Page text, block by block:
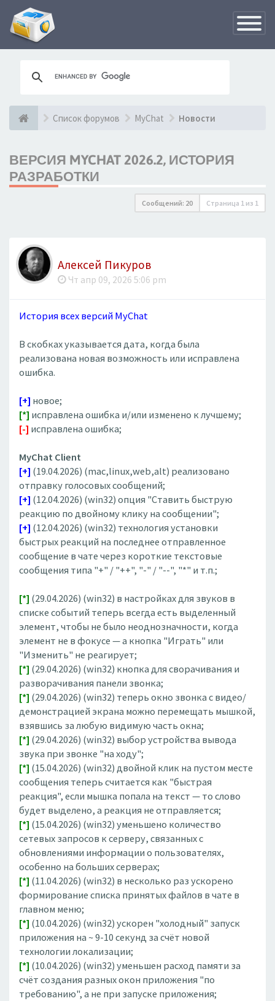
Список форумов MyChat Новости
ВЕРСИЯ MYCHAT 2026.2, ИСТОРИЯ
РАЗРАБОТКИ
Сообщений: 20 Страница 1 из 1
Алексей Пикуров
Чт апр 09, 2026 5:06 pm
История всех версий MyChat
В скобках указывается дата, когда была
реализована новая возможность или исправлена
ошибка.
[+] новое;
[*] исправлена ошибка и/или изменено к лучшему;
[-] исправлена ошибка;
MyChat Client
[+] (19.04.2026) (mac,linux,web,alt) реализовано
отправку голосовых сообщений;
[+] (12.04.2026) (win32) опция "Ставить быструю
реакцию по двойному клику на сообщении";
[+] (12.04.2026) (win32) технология установки
быстрых реакций на последнее отправленное
сообщение в чате через короткие текстовые
сообщения типа "+" / "++", "-" / "--", "*" и т.п.;
[*] (29.04.2026) (win32) в настройках для звуков в
списке событий теперь всегда есть выделенный
элемент, чтобы не было неоднозначности, когда
элемент не в фокусе — а кнопка "Играть" или
"Изменить" не реагирует;
[*] (29.04.2026) (win32) кнопка для сворачивания и
разворачивания панели звонка;
[*] (29.04.2026) (win32) теперь окно звонка с видео/
демонстрацией экрана можно перемещать мышкой,
взявшись за любую видимую часть окна;
[*] (29.04.2026) (win32) выбор устройства вывода
звука при звонке "на ходу";
[*] (15.04.2026) (win32) двойной клик на пустом месте
сообщения теперь считается как "быстрая
реакция", если мышка попала на текст — то слово
будет выделено, а реакция не отправляется;
[*] (15.04.2026) (win32) уменьшено количество
сетевых запросов к серверу, связанных с
обновлениями информации о пользователях,
особенно на больших серверах;
[*] (11.04.2026) (win32) в несколько раз ускорено
формирование списка принятых файлов в чате в
главном меню;
[*] (10.04.2026) (win32) ускорен "холодный" запуск
приложения на ~ 9-10 секунд за счёт новой
технологии локализации;
[*] (10.04.2026) (win32) уменьшен расход памяти за
счёт создания разных окон приложения "по
требованию", а не при запуске приложения;